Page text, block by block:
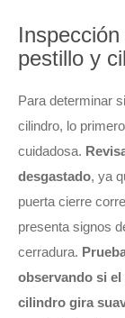
pestillo y
Para determinar
cilindro, lo
cuidadosa.
desgastado, ya
puerta cierre
presenta signos
cerradura.
observando si
cilindro gira